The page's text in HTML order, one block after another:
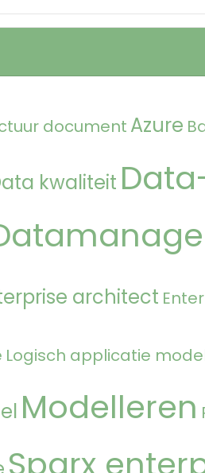
document Azure
kwaliteit
architect
Logisch applicatie
Modelleren